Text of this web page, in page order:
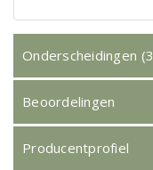
Onderscheidingen
Beoordelingen
Producentprofiel